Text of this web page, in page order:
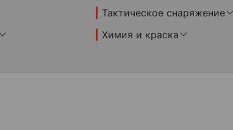
Тактическое снаряжение
Химия и краска